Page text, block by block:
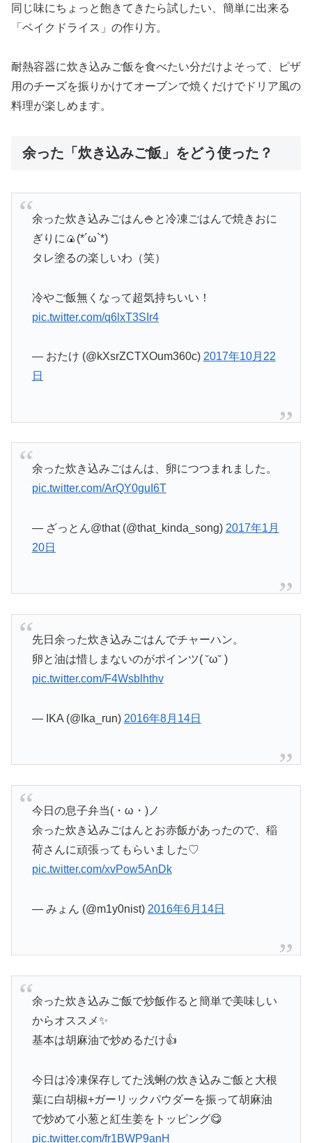
同じ味にちょっと飽きてきたら試したい、簡単に出来る
「ベイクドライス」の作り方。
耐熱容器に炊き込みご飯を食べたい分だけよそって、ピザ
用のチーズを振りかけてオーブンで焼くだけでドリア風の
料理が楽しめます。
余った「炊き込みご飯」をどう使った？
余った炊き込みごはん🍚と冷凍ごはんで焼きおに
ぎりに🍙(*´ω`*)
タレ塗るの楽しいわ（笑）
冷やご飯無くなって超気持ちいい！
pic.twitter.com/q6lxT3SIr4
— おたけ (@kXsrZCTXOum360c) 2017年10月22
日
余った炊き込みごはんは、卵につつまれました。
pic.twitter.com/ArQY0guI6T
— ざっとん@that (@that_kinda_song) 2017年1月
20日
先日余った炊き込みごはんでチャーハン。
卵と油は惜しまないのがポインツ( ˘ω˘ )
pic.twitter.com/F4Wsblhthv
— IKA (@Ika_run) 2016年8月14日
今日の息子弁当(・ω・)ノ
余った炊き込みごはんとお赤飯があったので、稲
荷さんに頑張ってもらいました♡
pic.twitter.com/xvPow5AnDk
— みょん (@m1y0nist) 2016年6月14日
余った炊き込みご飯で炒飯作ると簡単で美味しい
からオススメ✨
基本は胡麻油で炒めるだけ👍
今日は冷凍保存してた浅蜊の炊き込みご飯と大根
葉に白胡椒+ガーリックパウダーを振って胡麻油
で炒めて小葱と紅生姜をトッピング😋
pic.twitter.com/fr1BWP9anH